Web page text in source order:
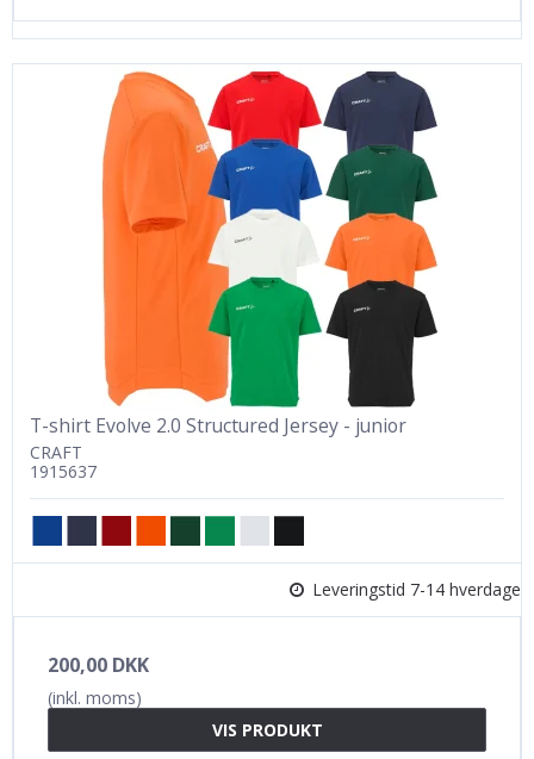
T-shirt Evolve 2.0 Structured Jersey - junior
CRAFT
1915637
Leveringstid 7-14 hverdage
200,00 DKK
(inkl. moms)
VIS PRODUKT